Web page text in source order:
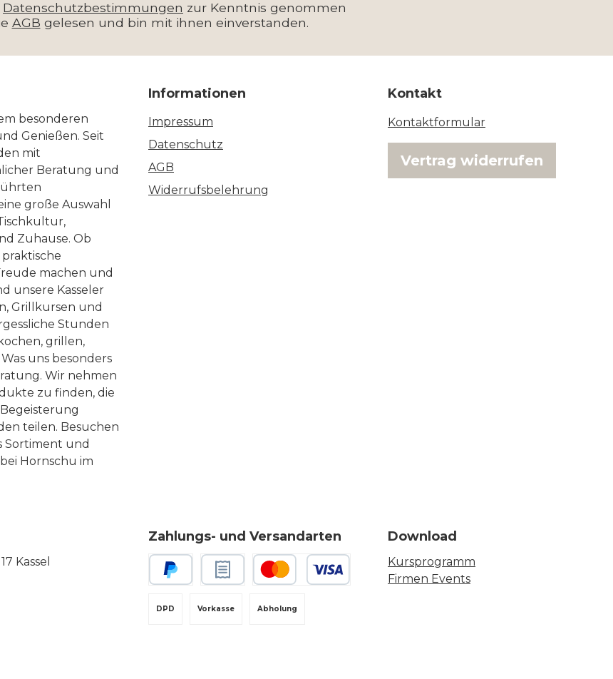
Datenschutzbestimmungen zur Kenntnis genommen
AGB gelesen und bin mit ihnen einverstanden.
besonderen
Genießen. Seit
mit
Beratung und
große Auswahl
Zuhause. Ob
machen und
unsere Kasseler
Grillkursen und
Stunden
grillen,
uns besonders
Wir nehmen
zu finden, die
teilen. Besuchen
Sortiment und
Hornschu im
Informationen
Impressum
Datenschutz
AGB
Widerrufsbelehrung
Kontakt
Kontaktformular
Vertrag widerrufen
Kassel
Zahlungs- und Versandarten
Vorkasse
DPD Abholung
Download
Kursprogramm
Firmen Events